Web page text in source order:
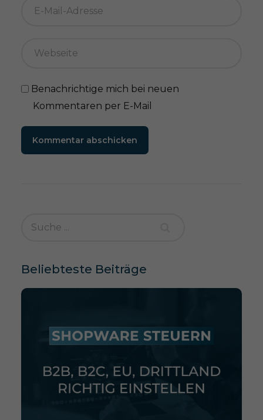
Benachrichtige mich bei neuen
Kommentaren per E-Mail
Kommentar abschicken
Beliebteste Beiträge